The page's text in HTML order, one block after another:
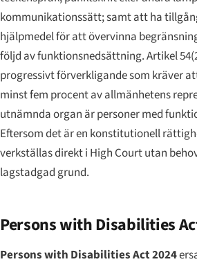
kommunikationssätt; samt att ha
hjälpmedel för att övervinna
följd av funktionsnedsättning. Artikel
progressivt förverkligande som kräver
minst fem procent av allmänhetens
utnämnda organ är personer med
Eftersom det är en konstitutionell
verkställas direkt i High Court utan
lagstadgad grund.
Persons with Disabilities
Persons with Disabilities Act 2024